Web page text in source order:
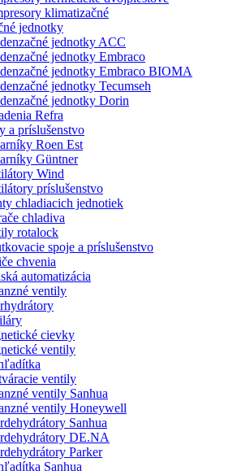
klimatizačné
jednotky
jednotky ACC
jednotky Embraco
jednotky Embraco BIOMA
jednotky Tecumseh
jednotky Dorin
Refra
a príslušenstvo
Roen Est
Güntner
Wind
príslušenstvo
chladiacich jednotiek
chladiva
rotalock
spoje a príslušenstvo
chvenia
automatizácia
ventily
cievky
ventily
ventily
ventily Sanhua
ventily Honeywell
Sanhua
DE.NA
Parker
Sanhua